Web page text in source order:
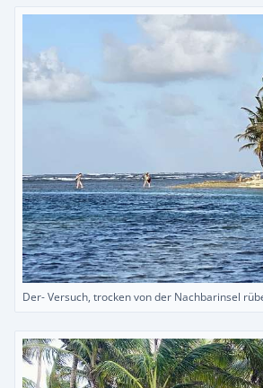
Der- Versuch, trocken von der Nachbarinsel